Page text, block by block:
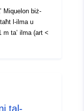
Miquelon biż-
l-ilma u
m ta’ ilma (art <
tal-